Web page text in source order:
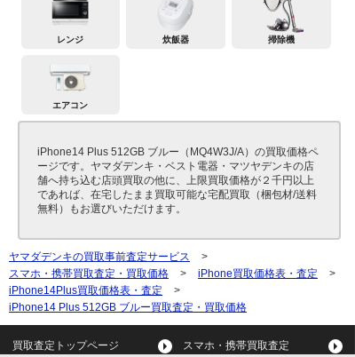
レンジ 炊飯器 掃除機
エアコン
iPhone14 Plus 512GB ブルー（MQ4W3J/A）の買取価格ペ
ージです。ヤマダデンキ・ベスト電器・マツヤデンキの店
舗へ持ち込む店頭買取の他に、上限買取価格が２千円以上
であれば、在宅したまま買取可能な宅配買取（梱包材/送料
無料）もお選びいただけます。
ヤマダデンキの買取事前査定サービス
>
スマホ・携帯買取査定・買取価格
> iPhone買取価格表・査定
>
iPhone14Plus買取価格表・査定
>
iPhone14 Plus 512GB ブルー買取査定・買取価格
買取査定トップページ スマホ・携帯買取査定